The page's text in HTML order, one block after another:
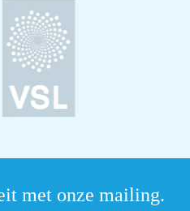
met onze mailing.